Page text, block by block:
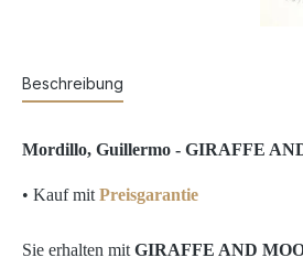
Beschreibung
Mordillo, Guillermo - GIRAFFE
• Kauf mit Preisgarantie
Sie erhalten mit GIRAFFE AND